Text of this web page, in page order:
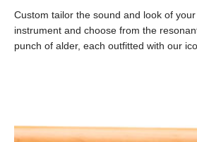
Custom tailor the sound and look of
instrument and choose from the
punch of alder, each outfitted with our